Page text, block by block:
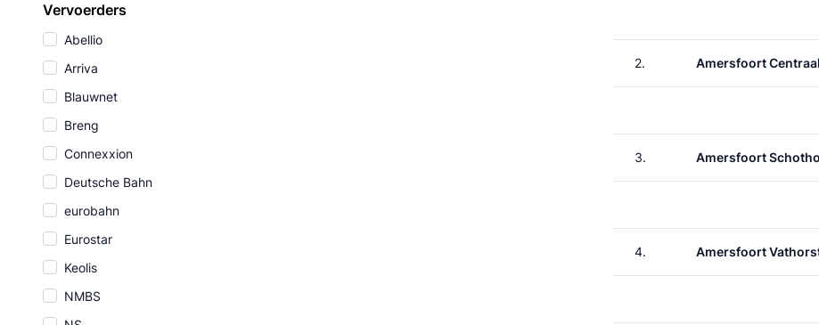
Vervoerders
Abellio
Arriva
Blauwnet
Breng
Connexxion
Deutsche Bahn
eurobahn
Eurostar
Keolis
NMBS
2. Amersfoort Centraal
3. Amersfoort
4. Amersfoort